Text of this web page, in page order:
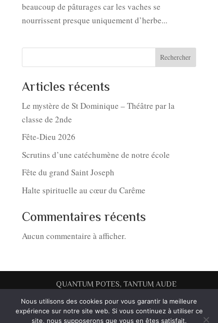
beaucoup de pâturages car les vaches se
nourrissent presque uniquement d’herbe...
Rechercher
Articles récents
Le mystère de St Dominique – Théâtre par la
classe de 2nde
Fête-Dieu 2026
Scrutins d’une catéchumène de notre école
Fête du grand Saint Joseph
Halte spirituelle au cœur du Carême
Commentaires récents
Aucun commentaire à afficher.
QUANTUM POTES, TANTUM AUDE
Mentions légales
Nous utilisons des cookies pour vous garantir la meilleure
expérience sur notre site web. Si vous continuez à utiliser ce
site, nous supposerons que vous en êtes satisfait.